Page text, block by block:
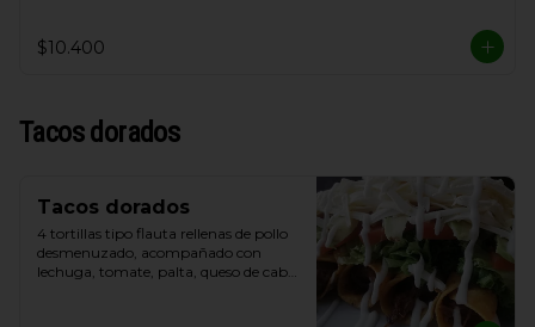
$10.400
Tacos dorados
Tacos dorados
4 tortillas tipo flauta rellenas de pollo
desmenuzado, acompañado con
lechuga, tomate, palta, queso de cabra